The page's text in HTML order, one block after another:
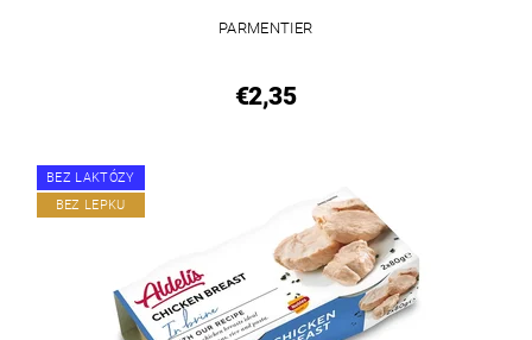
PARMENTIER
€2,35
BEZ LAKTÓZY
BEZ LEPKU